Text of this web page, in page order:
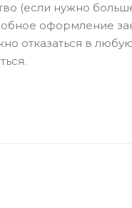
(если нужно
оформление
отказаться в